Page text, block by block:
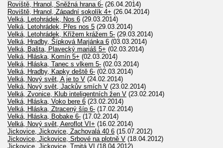
Roviště, Hranol, Sněžná hrana 6- (26.04.2014)
Roviště, Hranol, Západní sokolík 4+ (26.04.2014)
Velká, Letohrádek, Nos 6 (29.03.2014)
Velká, Letohrádek, Přes nos 5 (29.03.2014)
Velká, Letohrádek, Křížem krážem 5- (29.03.2014)
Velká, Hradby, Šípková Marjánka 6 (03.03.2014)
Velká, Bašta, Plavecký mariáš 5+ (02.03.2014)
Velká, Hláska, Komín 5+ (02.03.2014)
Velká, Hláska, Tanec s vlkem 5- (02.03.2014)
Velká, Hradby, Kapky deště 6- (02.03.2014)
Velká, Nový svět, A je to V (24.02.2014)
Velká, Nový svět, Jackův smích V (23.02.2014)
Velká, Zvonice, Klub inteligentních žen V (23.02.2014)
Velká, Hláska, Voko bere 6 (23.02.2014)
Velká, Hláska, Ztracený šíp 6- (17.02.2014)
Velká, Hláska, Bobake 6- (17.02.2014)
Velká, Nový svět, Aeroflot VI+ (16.02.2014)
Jickovice, Jickovice, Zachovalá 40 6 (15.07.2012)
Jickovice, Jickovice, Srbové na plotně V (18.04.2012)
Jickovice, Jickovice, Trnitá VI (18.04.2012)